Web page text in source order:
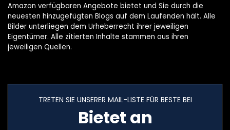
Amazon verfügbaren Angebote bietet und Sie durch die
neuesten hinzugefügten Blogs auf dem Laufenden hält. Alle
Bilder unterliegen dem Urheberrecht ihrer jeweiligen
Eigentümer. Alle zitierten Inhalte stammen aus ihren
jeweiligen Quellen.
TRETEN SIE UNSERER MAIL-LISTE FÜR BESTE BEI
Bietet an